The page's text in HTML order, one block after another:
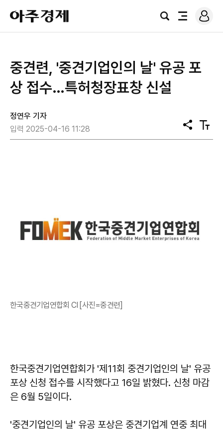
아
주
경
검
전
로
그
중견련, '중견기업인의 날' 유공 포
상 접수…특허청장표창 신설
정연우 기자
입력 2025-04-16 11:28
공
유
텍
스
한국중견기업연합회 CI [사진=중견련]
한국중견기업연합회가 '제11회 중견기업인의 날' 유공
포상 신청 접수를 시작했다고 16일 밝혔다. 신청 마감
은 6월 5일이다.
'중견기업인의 날' 유공 포상은 중견기업계 연중 최대